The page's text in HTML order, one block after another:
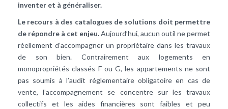
inventer et à généraliser.
Le recours à des catalogues de solutions doit permettre
de répondre à cet enjeu.Aujourd’hui, aucun outil ne permet
réellement d’accompagner un propriétaire dans les travaux
de son bien. Contrairement aux logements en
monopropriétés classés F ou G, les appartements ne sont
pas soumis à l’audit réglementaire obligatoire en cas de
vente, l’accompagnement se concentre sur les travaux
collectifs et les aides financières sont faibles et peu